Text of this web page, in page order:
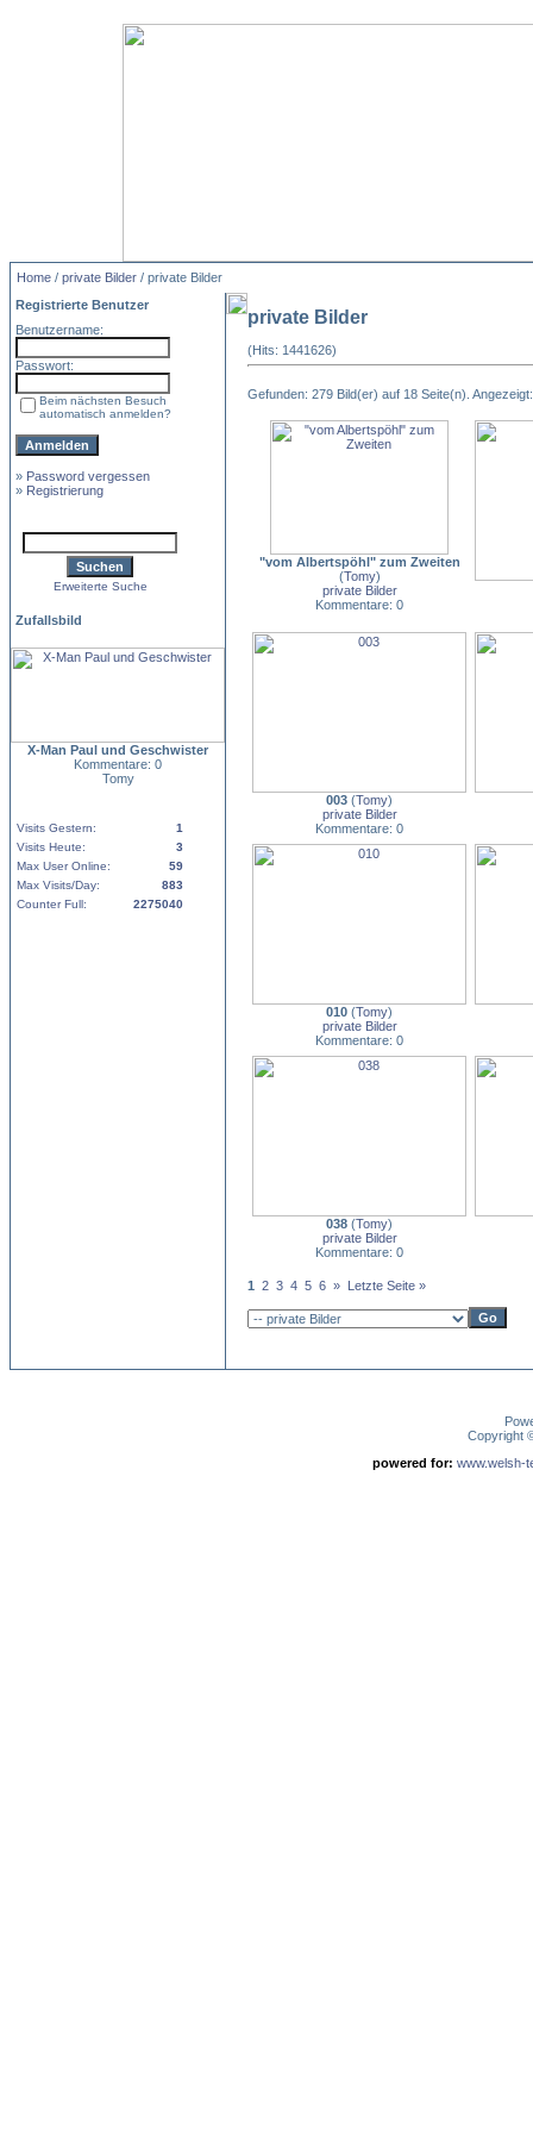
Home / private Bilder / private Bilder
Registrierte Benutzer
Benutzername:
Passwort:
Beim nächsten Besuch
automatisch anmelden?
» Password vergessen
» Registrierung
Erweiterte Suche
Zufallsbild
X-Man Paul und Geschwister
Kommentare: 0
Tomy
Visits Gestern:
1
Visits Heute:
3
Max User Online:
59
Max Visits/Day:
883
Counter Full:
2275040
private Bilder
(Hits: 1441626)
Gefunden: 279 Bild(er) auf 18 Seite(n).
"vom Albertspöhl" zum Zweiten
(Tomy)
private Bilder
Kommentare: 0
003 (Tomy)
private Bilder
Kommentare: 0
010 (Tomy)
private Bilder
Kommentare: 0
038 (Tomy)
private Bilder
Kommentare: 0
1 2 3 4 5 6 » Letzte Seite »
Copyright
powered for: www.welsh-